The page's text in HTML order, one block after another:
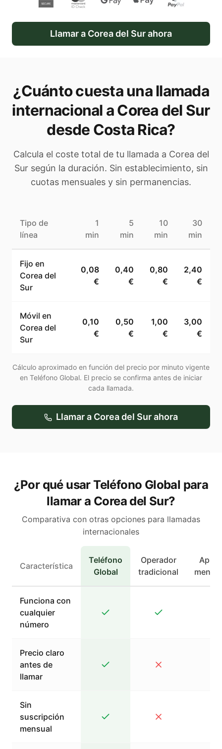
Llamar a Corea del Surahora
¿Cuánto cuesta una llamada
internacional aCorea del Sur
desde Costa Rica?
Calcula el coste total de tu llamada a Corea del
Sursegún la duración. Sin establecimiento, sin
cuotas mensuales y sin permanencias.
Tipo de
línea
1
min
5
min
10
min
30
min
Fijo en
Corea del
Sur
0,08
€
0,40
€
0,80
€
2,40
€
Móvil en
Corea del
Sur
0,10
€
0,50
€
1,00
€
3,00
€
Cálculo aproximado en función del precio por minuto vigente
en Teléfono Global. El precio se confirma antes de iniciar
cada llamada.
Llamar a Corea del Surahora
¿Por qué usar Teléfono Global para
llamar a Corea del Sur?
Comparativa con otras opciones para llamadas
internacionales
Característica
Teléfono
Global
Operador
tradicional
Apps
Funciona con
cualquier
número
Precio claro
antes de
llamar
Sin
suscripción
mensual